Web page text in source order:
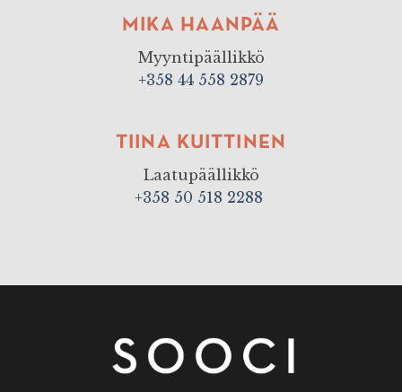
MIKA HAANPÄÄ
Myyntipäällikkö
+358 44 558 2879
TIINA KUITTINEN
Laatupäällikkö
+358 50 518 2288